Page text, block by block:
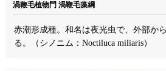
渦鞭毛植物門 渦鞭毛藻綱
赤潮形成種。和名は夜光虫で、外部か
る。（シノニム：Noctiluca miliaris）